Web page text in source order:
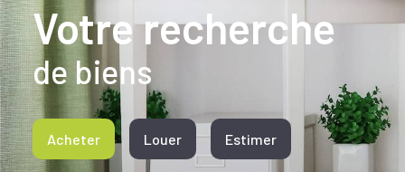
Votre recherche
de biens
Acheter Louer Estimer